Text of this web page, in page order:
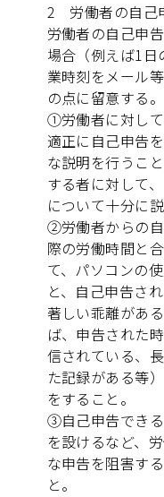
2 労働者の自己
労働者の自己申
場合（例えば1
業時刻をメール
の点に留意する。
①労働者に対して
適正に自己申告
な説明を行うこ
する者に対して
について十分に
②労働者からの
際の労働時間と
て、パソコンの
と、自己申告さ
著しい乖離があ
ば、申告された
信されている、
た記録がある等
をすること。
③自己申告でき
を設けるなど、
な申告を阻害す
と。